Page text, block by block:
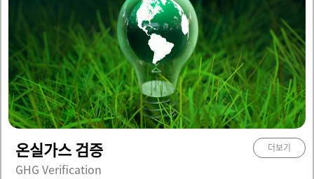
온실가스 검증
GHG Verification
더보기